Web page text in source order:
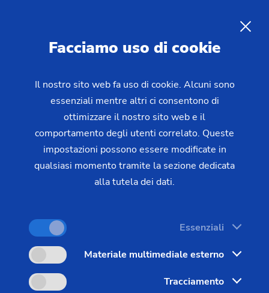
Prodotti e servizi
Macchine
Macchine per il taglio degli ingranaggi
Macchine dentatrici
K 160 a bancale lungo XL
Facciamo uso di cookie
Il nostro sito web fa uso di cookie. Alcuni sono
essenziali mentre altri ci consentono di
ottimizzare il nostro sito web e il
comportamento degli utenti correlato. Queste
impostazioni possono essere modificate in
qualsiasi momento tramite la sezione dedicata
alla tutela dei dati.
Essenziali
Materiale multimediale esterno
Tracciamento